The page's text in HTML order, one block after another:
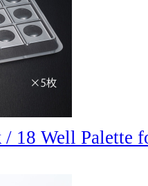
/ 18 Well Palette